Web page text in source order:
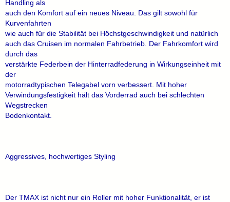
Handling als
auch den Komfort auf ein neues Niveau. Das gilt sowohl für
Kurvenfahrten
wie auch für die Stabilität bei Höchstgeschwindigkeit und natürlich
auch das Cruisen im normalen Fahrbetrieb. Der Fahrkomfort wird
durch das
verstärkte Federbein der Hinterradfederung in Wirkungseinheit mit
der
motorradtypischen Telegabel vorn verbessert. Mit hoher
Verwindungsfestigkeit hält das Vorderrad auch bei schlechten
Wegstrecken
Bodenkontakt.
Aggressives, hochwertiges Styling
Der TMAX ist nicht nur ein Roller mit hoher Funktionalität, er ist